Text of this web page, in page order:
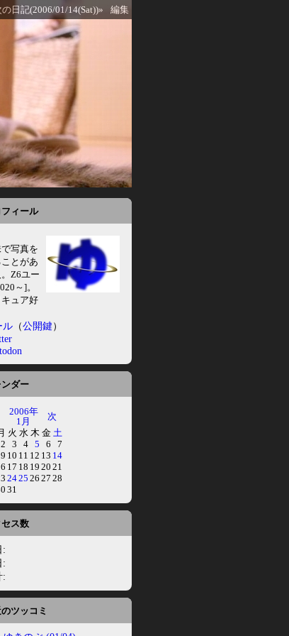
の日記(2006/01/14(Sat))» 編集
フィール
写真を
とがあ
Z6ユー
～]。
キュア好
ル （公開鍵）
ダー
2006年
1月
次
火 水 木 金 土
2 3 4 5 6
7
9 10 11 12 13 14
17 18 19 20 21
2425 26 27 28
31
ス数
:
:
:
ツッコミ